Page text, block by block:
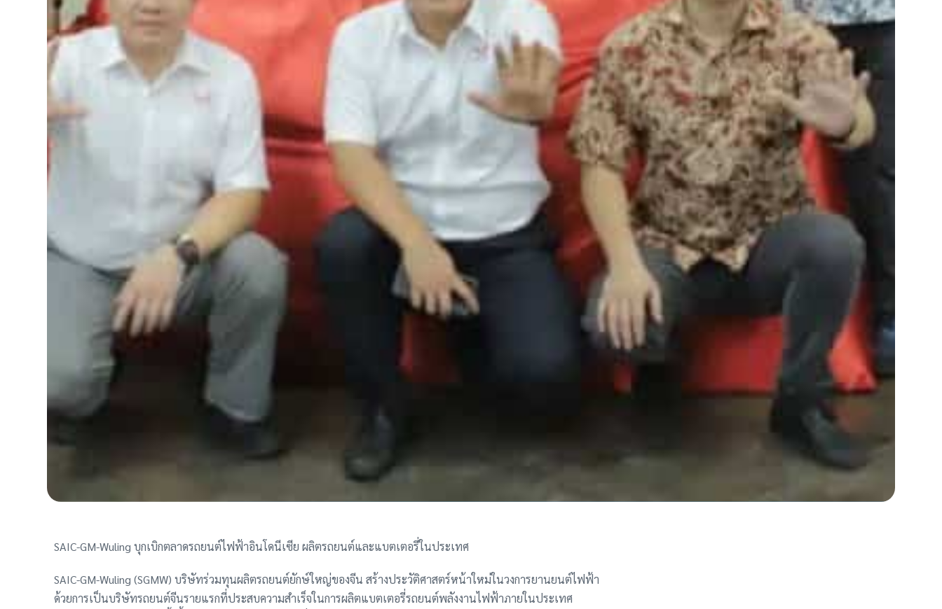
SAIC-GM-Wuling บุกเบิกตลาดรถยนต์ไฟฟ้าอินโดนีเซีย ผลิตรถยนต์และแบตเตอรี่ในประเทศ
SAIC-GM-Wuling (SGMW) บริษัทร่วมทุนผลิตรถยนต์ยักษ์ใหญ่ของจีน สร้างประวัติศาสตร์หน้าใหม่ในวงการยานยนต์ไฟฟ้า
ด้วยการเป็นบริษัทรถยนต์จีนรายแรกที่ประสบความสำเร็จในการผลิตแบตเตอรี่รถยนต์พลังงานไฟฟ้าภายในประเทศ